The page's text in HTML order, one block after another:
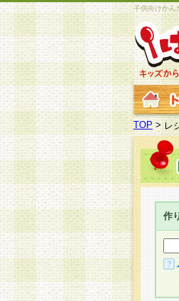
子供向けかん
TOP >レ
作
(